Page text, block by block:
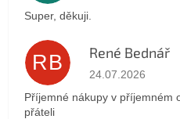
Super, děkuji.
RB René Bednář
Die Shop-
24.07.2026
Příjemné nákupy v příjemném
přáteli